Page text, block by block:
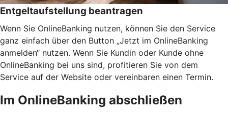
Entgeltaufstellung beantragen
Wenn Sie OnlineBanking nutzen, können Sie den Service
ganz einfach über den Button „Jetzt im OnlineBanking
anmelden“ nutzen. Wenn Sie Kundin oder Kunde ohne
OnlineBanking bei uns sind, profitieren Sie von dem
Service auf der Website oder vereinbaren einen Termin.
Im OnlineBanking abschließen